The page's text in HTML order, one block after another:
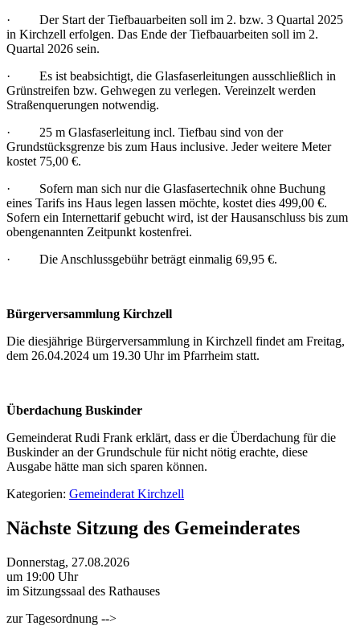
· Der Start der Tiefbauarbeiten soll im 2. bzw. 3 Quartal 2025
in Kirchzell erfolgen. Das Ende der Tiefbauarbeiten soll im 2.
Quartal 2026 sein.
· Es ist beabsichtigt, die Glasfaserleitungen ausschließlich in
Grünstreifen bzw. Gehwegen zu verlegen. Vereinzelt werden
Straßenquerungen notwendig.
· 25 m Glasfaserleitung incl. Tiefbau sind von der
Grundstücksgrenze bis zum Haus inclusive. Jeder weitere Meter
kostet 75,00 €.
· Sofern man sich nur die Glasfasertechnik ohne Buchung
eines Tarifs ins Haus legen lassen möchte, kostet dies 499,00 €.
Sofern ein Internettarif gebucht wird, ist der Hausanschluss bis zum
obengenannten Zeitpunkt kostenfrei.
· Die Anschlussgebühr beträgt einmalig 69,95 €.
Bürgerversammlung Kirchzell
Die diesjährige Bürgerversammlung in Kirchzell findet am Freitag,
dem 26.04.2024 um 19.30 Uhr im Pfarrheim statt.
Überdachung Buskinder
Gemeinderat Rudi Frank erklärt, dass er die Überdachung für die
Buskinder an der Grundschule für nicht nötig erachte, diese
Ausgabe hätte man sich sparen können.
Kategorien: Gemeinderat Kirchzell
Nächste Sitzung des Gemeinderates
Donnerstag, 27.08.2026
um 19:00 Uhr
im Sitzungssaal des Rathauses
zur Tagesordnung -->